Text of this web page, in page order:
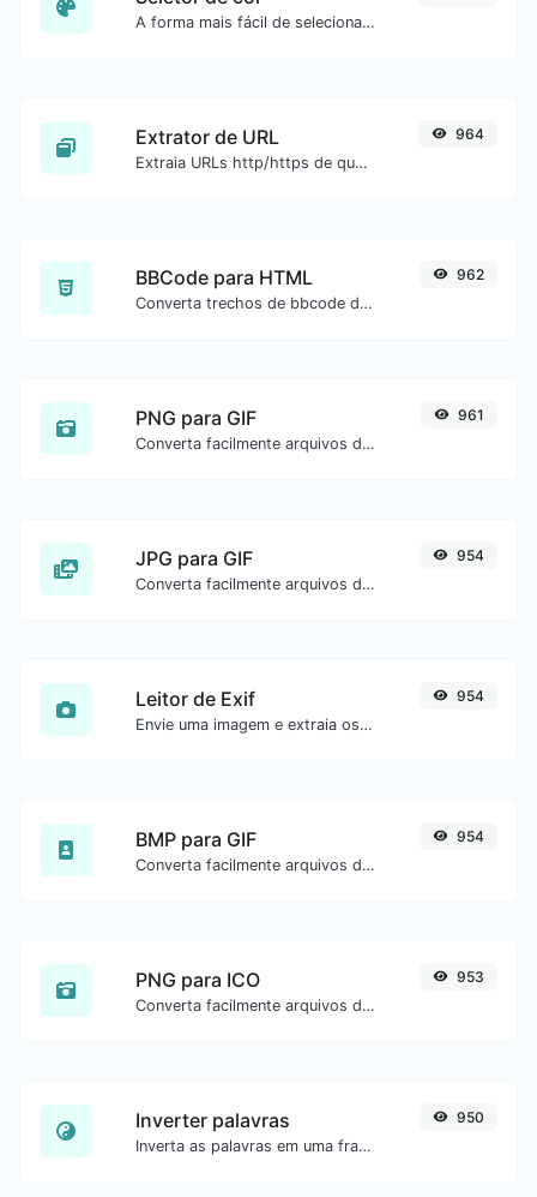
A forma mais fácil de selecionar uma cor na roda de cores e obter o resultado em qualquer formato.
Extrator de URL
Extraia URLs http/https de qualquer tipo de conteúdo de texto.
964
BBCode para HTML
Converta trechos de bbcode de fóruns para código HTML bruto.
962
PNG para GIF
Converta facilmente arquivos de imagem PNG para GIF.
961
JPG para GIF
Converta facilmente arquivos de imagem JPG para GIF.
954
Leitor de Exif
Envie uma imagem e extraia os dados.
954
BMP para GIF
Converta facilmente arquivos de imagem BMP para GIF.
954
PNG para ICO
Converta facilmente arquivos de imagem PNG para ICO.
953
Inverter palavras
Inverta as palavras em uma frase ou parágrafo com facilidade.
950